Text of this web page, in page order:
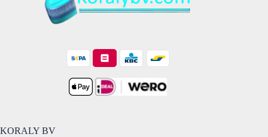
KORALY BV